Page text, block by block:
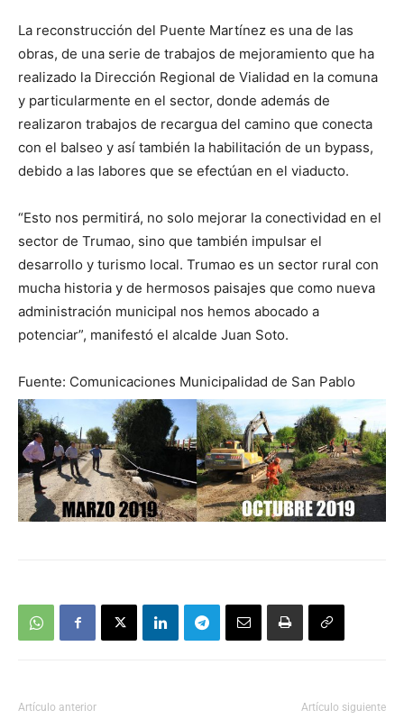
La reconstrucción del Puente Martínez es una de las
obras, de una serie de trabajos de mejoramiento que ha
realizado la Dirección Regional de Vialidad en la comuna
y particularmente en el sector, donde además de
realizaron trabajos de recargua del camino que conecta
con el balseo y así también la habilitación de un bypass,
debido a las labores que se efectúan en el viaducto.
“Esto nos permitirá, no solo mejorar la conectividad en el
sector de Trumao, sino que también impulsar el
desarrollo y turismo local. Trumao es un sector rural con
mucha historia y de hermosos paisajes que como nueva
administración municipal nos hemos abocado a
potenciar”, manifestó el alcalde Juan Soto.
Fuente: Comunicaciones Municipalidad de San Pablo
Artículo anterior Artículo siguiente